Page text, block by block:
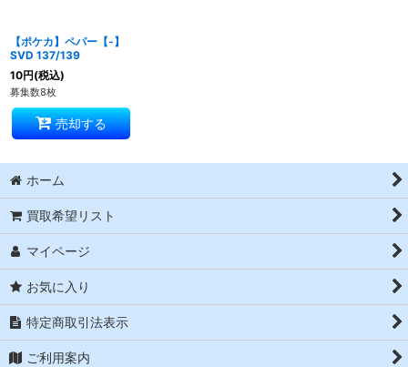
【ポケカ】ペパー【-】
SVD 137/139
10円(税込)
募集数8枚
売却する
ホーム
買取希望リスト
マイページ
お気に入り
特定商取引法表示
ご利用案内